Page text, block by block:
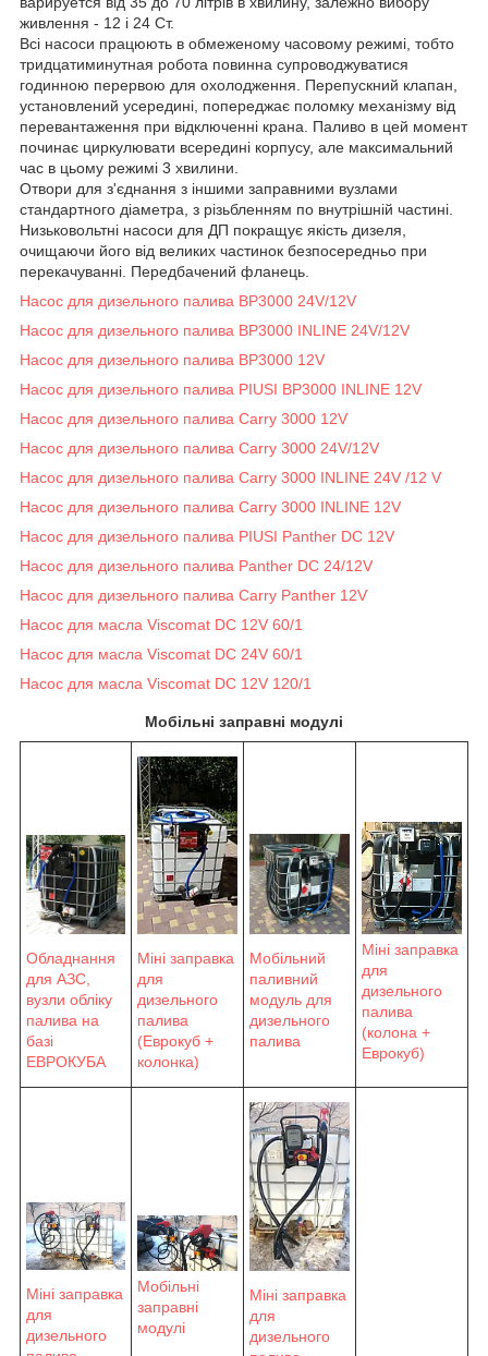
живлення - 12 і 24 Ст.
Всі насоси працюють в обмеженому часовому режимі, тобто
тридцатиминутная робота повинна супроводжуватися
годинною перервою для охолодження. Перепускний клапан,
установлений усередині, попереджає поломку механізму від
перевантаження при відключенні крана. Паливо в цей момент
починає циркулювати всередині корпусу, але максимальний
час в цьому режимі 3 хвилини.
Отвори для з'єднання з іншими заправними вузлами
стандартного діаметра, з різьбленням по внутрішній частині.
Низьковольтні насоси для ДП покращує якість дизеля,
очищаючи його від великих частинок безпосередньо при
перекачуванні. Передбачений фланець.
Насос для дизельного палива BP3000 24V/12V
Насос для дизельного палива BP3000 INLINE 24V/12V
Насос для дизельного палива BP3000 12V
Насос для дизельного палива PIUSI BP3000 INLINE 12V
Насос для дизельного палива Carry 3000 12V
Насос для дизельного палива Carry 3000 24V/12V
Насос для дизельного палива Carry 3000 INLINE 24V /12 V
Насос для дизельного палива Carry 3000 INLINE 12V
Насос для дизельного палива PIUSI Panther DC 12V
Насос для дизельного палива Panther DC 24/12V
Насос для дизельного палива Carry Panther 12V
Насос для масла Viscomat DC 12V 60/1
Насос для масла Viscomat DC 24V 60/1
Насос для масла Viscomat DC 12V 120/1
Мобільні заправні модулі
Обладнання
для АЗС,
вузли обліку
палива на
базі
ЕВРОКУБА
Міні заправка
для
дизельного
палива
(Еврокуб +
колонка)
Мобільний
паливний
модуль для
дизельного
палива
Міні заправка
для
дизельного
палива
(колона +
Еврокуб)
Міні заправка
для
дизельного
Мобільні
заправні
модулі
Міні заправка
для
дизельного